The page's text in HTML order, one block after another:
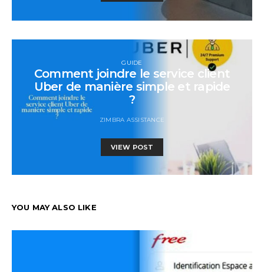
GUIDE
Comment joindre le service client
Uber de manière simple et rapide
?
ZIMBRA ASSISTANCE
VIEW POST
YOU MAY ALSO LIKE